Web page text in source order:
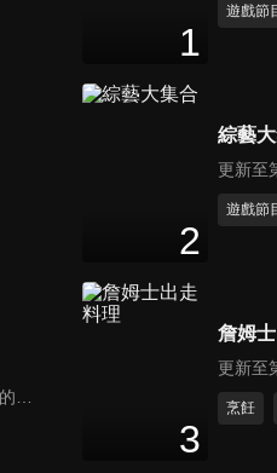
第102集 標註你
那個沒事就在
接歌的朋友
1
遊戲節
2
綜藝
更新至
遊戲節
3
詹姆
更新至
烹飪